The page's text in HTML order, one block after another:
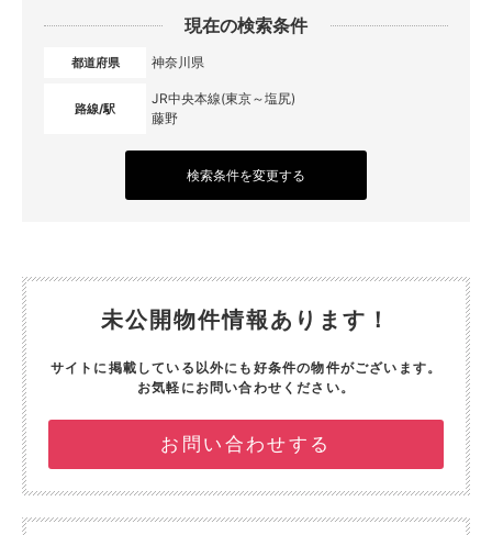
現在の検索条件
都道府県 神奈川県
路線/駅
JR中央本線(東京～塩尻)
藤野
検索条件を変更する
未公開物件情報あります！
サイトに掲載している以外にも好条件の物件がございます。
お気軽にお問い合わせください。
お問い合わせする